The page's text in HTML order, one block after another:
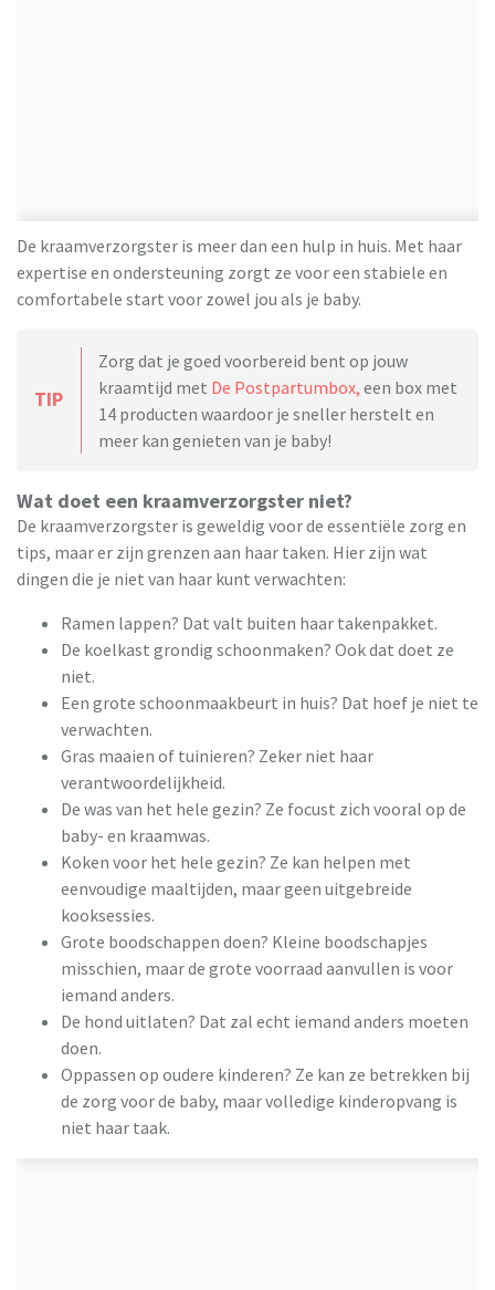
De kraamverzorgster is meer dan een hulp in huis. Met haar
expertise en ondersteuning zorgt ze voor een stabiele en
comfortabele start voor zowel jou als je baby.
TIP
Zorg dat je goed voorbereid bent op jouw
kraamtijd met De Postpartumbox, een box met
14 producten waardoor je sneller herstelt en
meer kan genieten van je baby!
Wat doet een kraamverzorgster niet?
De kraamverzorgster is geweldig voor de essentiële zorg en
tips, maar er zijn grenzen aan haar taken. Hier zijn wat
dingen die je niet van haar kunt verwachten:
Ramen lappen? Dat valt buiten haar takenpakket.
De koelkast grondig schoonmaken? Ook dat doet ze
niet.
Een grote schoonmaakbeurt in huis? Dat hoef je niet te
verwachten.
Gras maaien of tuinieren? Zeker niet haar
verantwoordelijkheid.
De was van het hele gezin? Ze focust zich vooral op de
baby- en kraamwas.
Koken voor het hele gezin? Ze kan helpen met
eenvoudige maaltijden, maar geen uitgebreide
kooksessies.
Grote boodschappen doen? Kleine boodschapjes
misschien, maar de grote voorraad aanvullen is voor
iemand anders.
De hond uitlaten? Dat zal echt iemand anders moeten
doen.
Oppassen op oudere kinderen? Ze kan ze betrekken bij
de zorg voor de baby, maar volledige kinderopvang is
niet haar taak.